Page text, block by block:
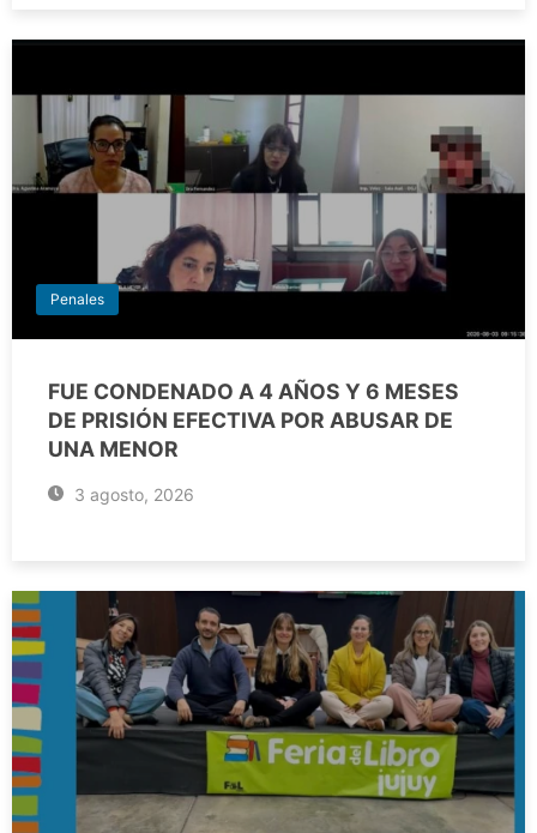
Penales
FUE CONDENADO A 4 AÑOS Y 6 MESES
DE PRISIÓN EFECTIVA POR ABUSAR DE
UNA MENOR
3 agosto, 2026